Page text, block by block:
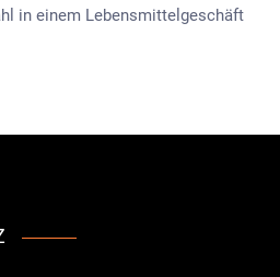
in einem Lebensmittelgeschäft